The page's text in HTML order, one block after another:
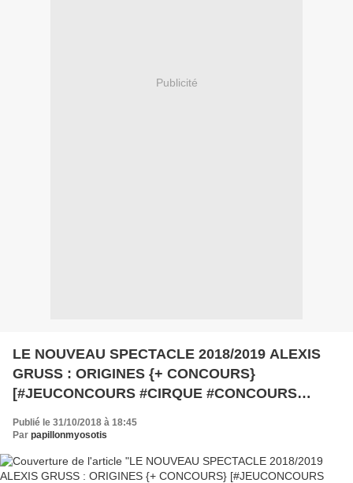
Publicité
LE NOUVEAU SPECTACLE 2018/2019 ALEXIS
GRUSS : ORIGINES {+ CONCOURS}
[#JEUCONCOURS #CIRQUE #CONCOURS
Publié le 31/10/2018 à 18:45
Par papillonmyosotis